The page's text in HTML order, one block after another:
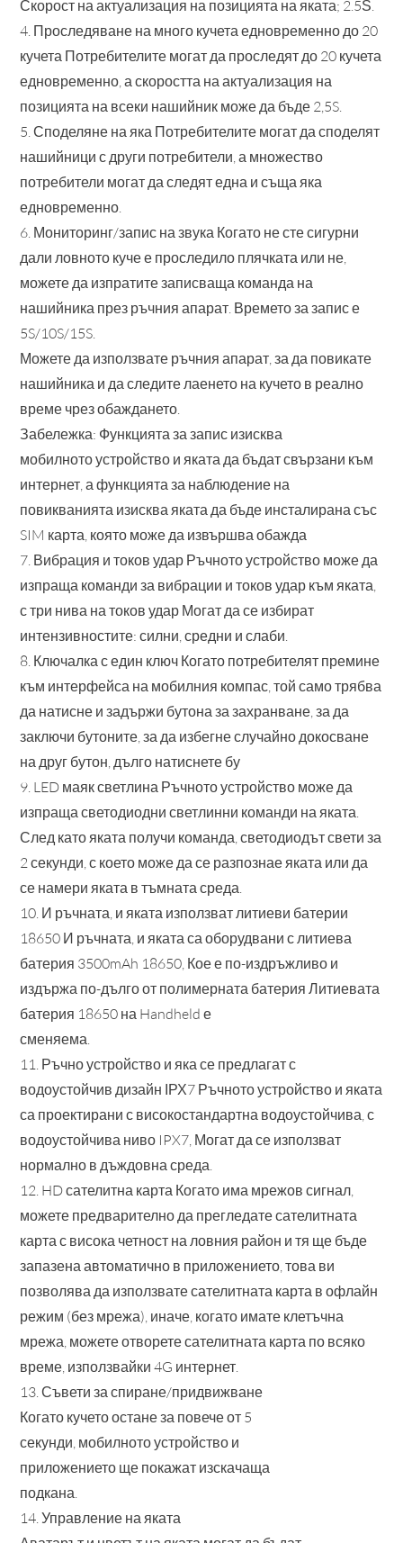
Скорост на актуализация на позицията на яката; 2.5Ѕ.
4. Проследяване на много кучета едновременно до 20
кучета Потребителите могат да проследят до 20 кучета
едновременно, а скоростта на актуализация на
позицията на всеки нашийник може да бъде 2,5S.
5. Споделяне на яка Потребителите могат да споделят
нашийници с други потребители, а множество
потребители могат да следят една и съща яка
едновременно.
6. Мониторинг/запис на звука Когато не сте сигурни
дали ловното куче е проследило плячката или не,
можете да изпратите записваща команда на
нашийника през ръчния апарат. Времето за запис е
5S/10S/15S.
Можете да използвате ръчния апарат, за да повикате
нашийника и да следите лаенето на кучето в реално
време чрез обаждането.
Забележка: Функцията за запис изисква
мобилното устройство и яката да бъдат свързани към
интернет, а функцията за наблюдение на
повикванията изисква яката да бъде инсталирана със
SIM карта, която може да извършва обажда
7. Вибрация и токов удар Ръчното устройство може да
изпраща команди за вибрации и токов удар към яката,
с три нива на токов удар Могат да се избират
интензивностите: силни, средни и слаби.
8. Ключалка с един ключ Когато потребителят премине
към интерфейса на мобилния компас, той само трябва
да натисне и задържи бутона за захранване, за да
заключи бутоните, за да избегне случайно докосване
на друг бутон, дълго натиснете бу
9. LED маяк светлина Ръчното устройство може да
изпраща светодиодни светлинни команди на яката.
След като яката получи команда, светодиодът свети за
2 секунди, с което може да се разпознае яката или да
се намери яката в тъмната среда.
10. И ръчната, и яката използват литиеви батерии
18650 И ръчната, и яката са оборудвани с литиева
батерия 3500mAh 18650, Кое е по-издръжливо и
издържа по-дълго от полимерната батерия Литиевата
батерия 18650 на Handheld е
сменяема.
11. Ръчно устройство и яка се предлагат с
водоустойчив дизайн ІРХ7 Ръчното устройство и яката
са проектирани с високостандартна водоустойчива, с
водоустойчива ниво IPX7, Могат да се използват
нормално в дъждовна среда.
12. HD сателитна карта Когато има мрежов сигнал,
можете предварително да прегледате сателитната
карта с висока четност на ловния район и тя ще бъде
запазена автоматично в приложението, това ви
позволява да използвате сателитната карта в офлайн
режим (без мрежа), иначе, когато имате клетъчна
мрежа, можете отворете сателитната карта по всяко
време, използвайки 4G интернет.
13. Съвети за спиране/придвижване
Когато кучето остане за повече от 5
секунди, мобилното устройство и
приложението ще покажат изскачаща
подкана.
14. Управление на яката